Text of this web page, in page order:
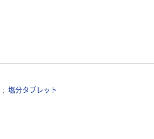
塩分タブレット